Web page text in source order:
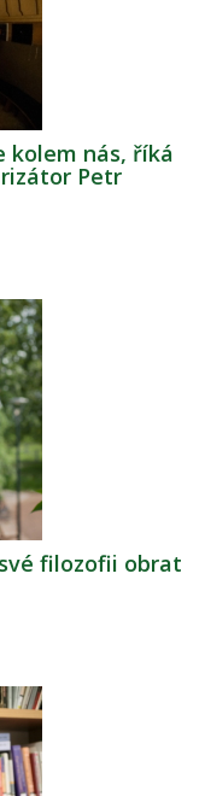
kolem nás, říká
Petr
filozofii obrat